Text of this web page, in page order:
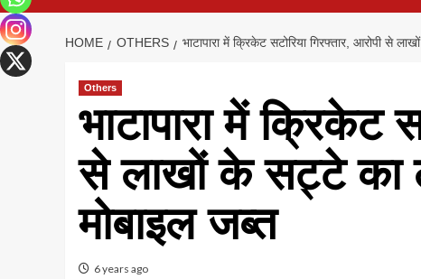
HOME OTHERS भाटापारा में क्रिकेट सटोरिया गिरफ्तार, आरोपी से
Others
भाटापारा में क्रिकेट
से लाखों के सट्टे का
मोबाइल जब्त
6 years ago